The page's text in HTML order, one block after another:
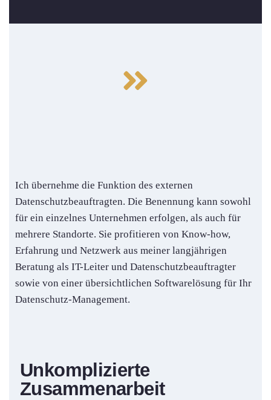
Ich übernehme die Funktion des externen
Datenschutzbeauftragten. Die Benennung kann sowohl
für ein einzelnes Unternehmen erfolgen, als auch für
mehrere Standorte. Sie profitieren von Know-how,
Erfahrung und Netzwerk aus meiner langjährigen
Beratung als IT-Leiter und Datenschutzbeauftragter
sowie von einer übersichtlichen Softwarelösung für Ihr
Datenschutz-Management.
Unkomplizierte
Zusammenarbeit